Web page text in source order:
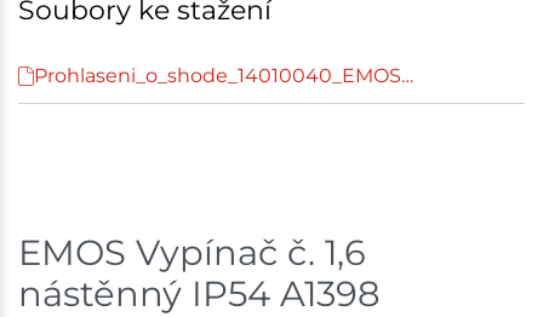
Mohelnice
Skladem na prodejně - doručení do 7 dnů
Soubory ke stažení
Prohlaseni_o_shode_14010040_EMOS…
EMOS Vypínač č. 1,6
nástěnný IP54 A1398